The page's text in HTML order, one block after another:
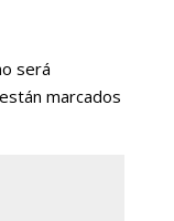
será
marcados